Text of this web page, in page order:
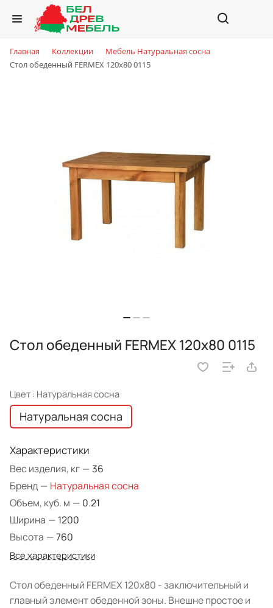
Главная Коллекции
Мебель Натуральная сосна
Стол обеденный FERMEX 120x80 0115
Стол обеденный FERMEX 120x80 0115
Цвет : Натуральная сосна
Натуральная сосна
Характеристики
Вес изделия, кг — 36
Бренд — Натуральная сосна
Объем, куб. м — 0.21
Ширина — 1200
Высота —760
Все характеристики
Стол обеденный FERMEX 120x80 - заключительный и
главный элемент обеденной зоны. Внешне простое и